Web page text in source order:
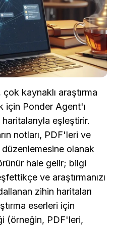
çok kaynaklı araştırma
için Ponder Agent'ı
eşleştirir.
notları, PDF'leri ve
düzenlemesine olanak
hale gelir; bilgi
ve araştırmanızı
zihin haritaları
eserleri için
(örneğin, PDF'leri,